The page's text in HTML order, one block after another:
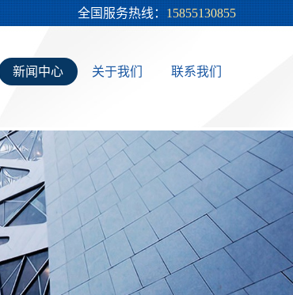
全国服务热线：15855130855
新闻中心 关于我们 联系我们